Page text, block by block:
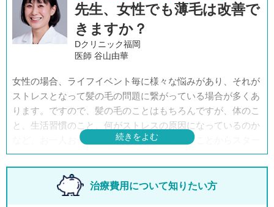
先生、女性でも薄毛は改善で
きますか？
Dクリニック福岡
医師 谷山由華
女性の場合、ライフイベント毎に様々な悩みがあり、それが
ストレスとなって髪の毛の問題に繋がっている場合が多くあ
ります。ですので、髪の毛のことはもちろんですが、体のこ
と、生活習慣のこと、何がストレスの原因になっているのか
など、お一人お一人が抱えている悩みを伺うことからスター
トさせていただきます。
その上で、その方に最も適した治療法をご提案させていただ
いておりますので、十分改善が期待できます。
現状でいえば約8割の患者様が改善を実感されております。
治療費用について知りたい方